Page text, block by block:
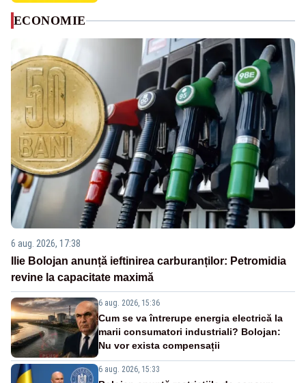
ECONOMIE
6 aug. 2026, 17:38
Ilie Bolojan anunță ieftinirea carburanților: Petromidia
revine la capacitate maximă
6 aug. 2026, 15:36
Cum se va întrerupe energia electrică la
marii consumatori industriali? Bolojan:
Nu vor exista compensații
6 aug. 2026, 15:33